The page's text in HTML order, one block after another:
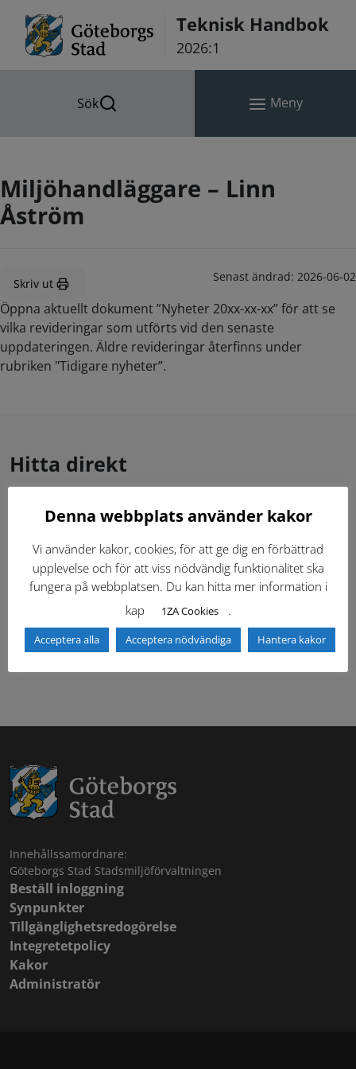
Teknisk Handbok
2026:1
Sök Meny
Miljöhandläggare – Linn
Åström
Skriv ut Senast ändrad: 2026-06-02
Öppna aktuellt dokument ”Nyheter 20xx-xx-xx” för att se
vilka revideringar som utförts vid den senaste
uppdateringen. Äldre revideringar återfinns under
rubriken "Tidigare nyheter”.
Hitta direkt
Gällande standardritningar (Dwg och pdf)
Dokumentbibliotek Kontaktlista
Tidigare versioner
Säkerhetsordningen
Innehållssamordnare:
Göteborgs Stad Stadsmiljöförvaltningen
Beställ inloggning
Synpunkter
Tillgänglighetsredogörelse
Integretetpolicy
Kakor
Administratör
Denna webbplats använder kakor
Vi använder kakor, cookies, för att ge dig en förbättrad
upplevelse och för att viss nödvändig funktionalitet ska
fungera på webbplatsen. Du kan hitta mer information i
kap
1ZA Cookies .
Acceptera alla Acceptera nödvändiga Hantera kakor